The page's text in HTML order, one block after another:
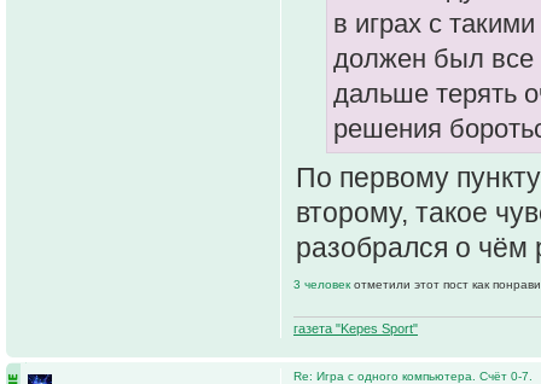
в играх с
должен был все
дальше терять
решения
По первому
второму, такое
разобрался о чём
3 человек отметили этот пост как
газета "Kepes Sport"
Re: Игра с одного компьютера. Счёт 0-7.